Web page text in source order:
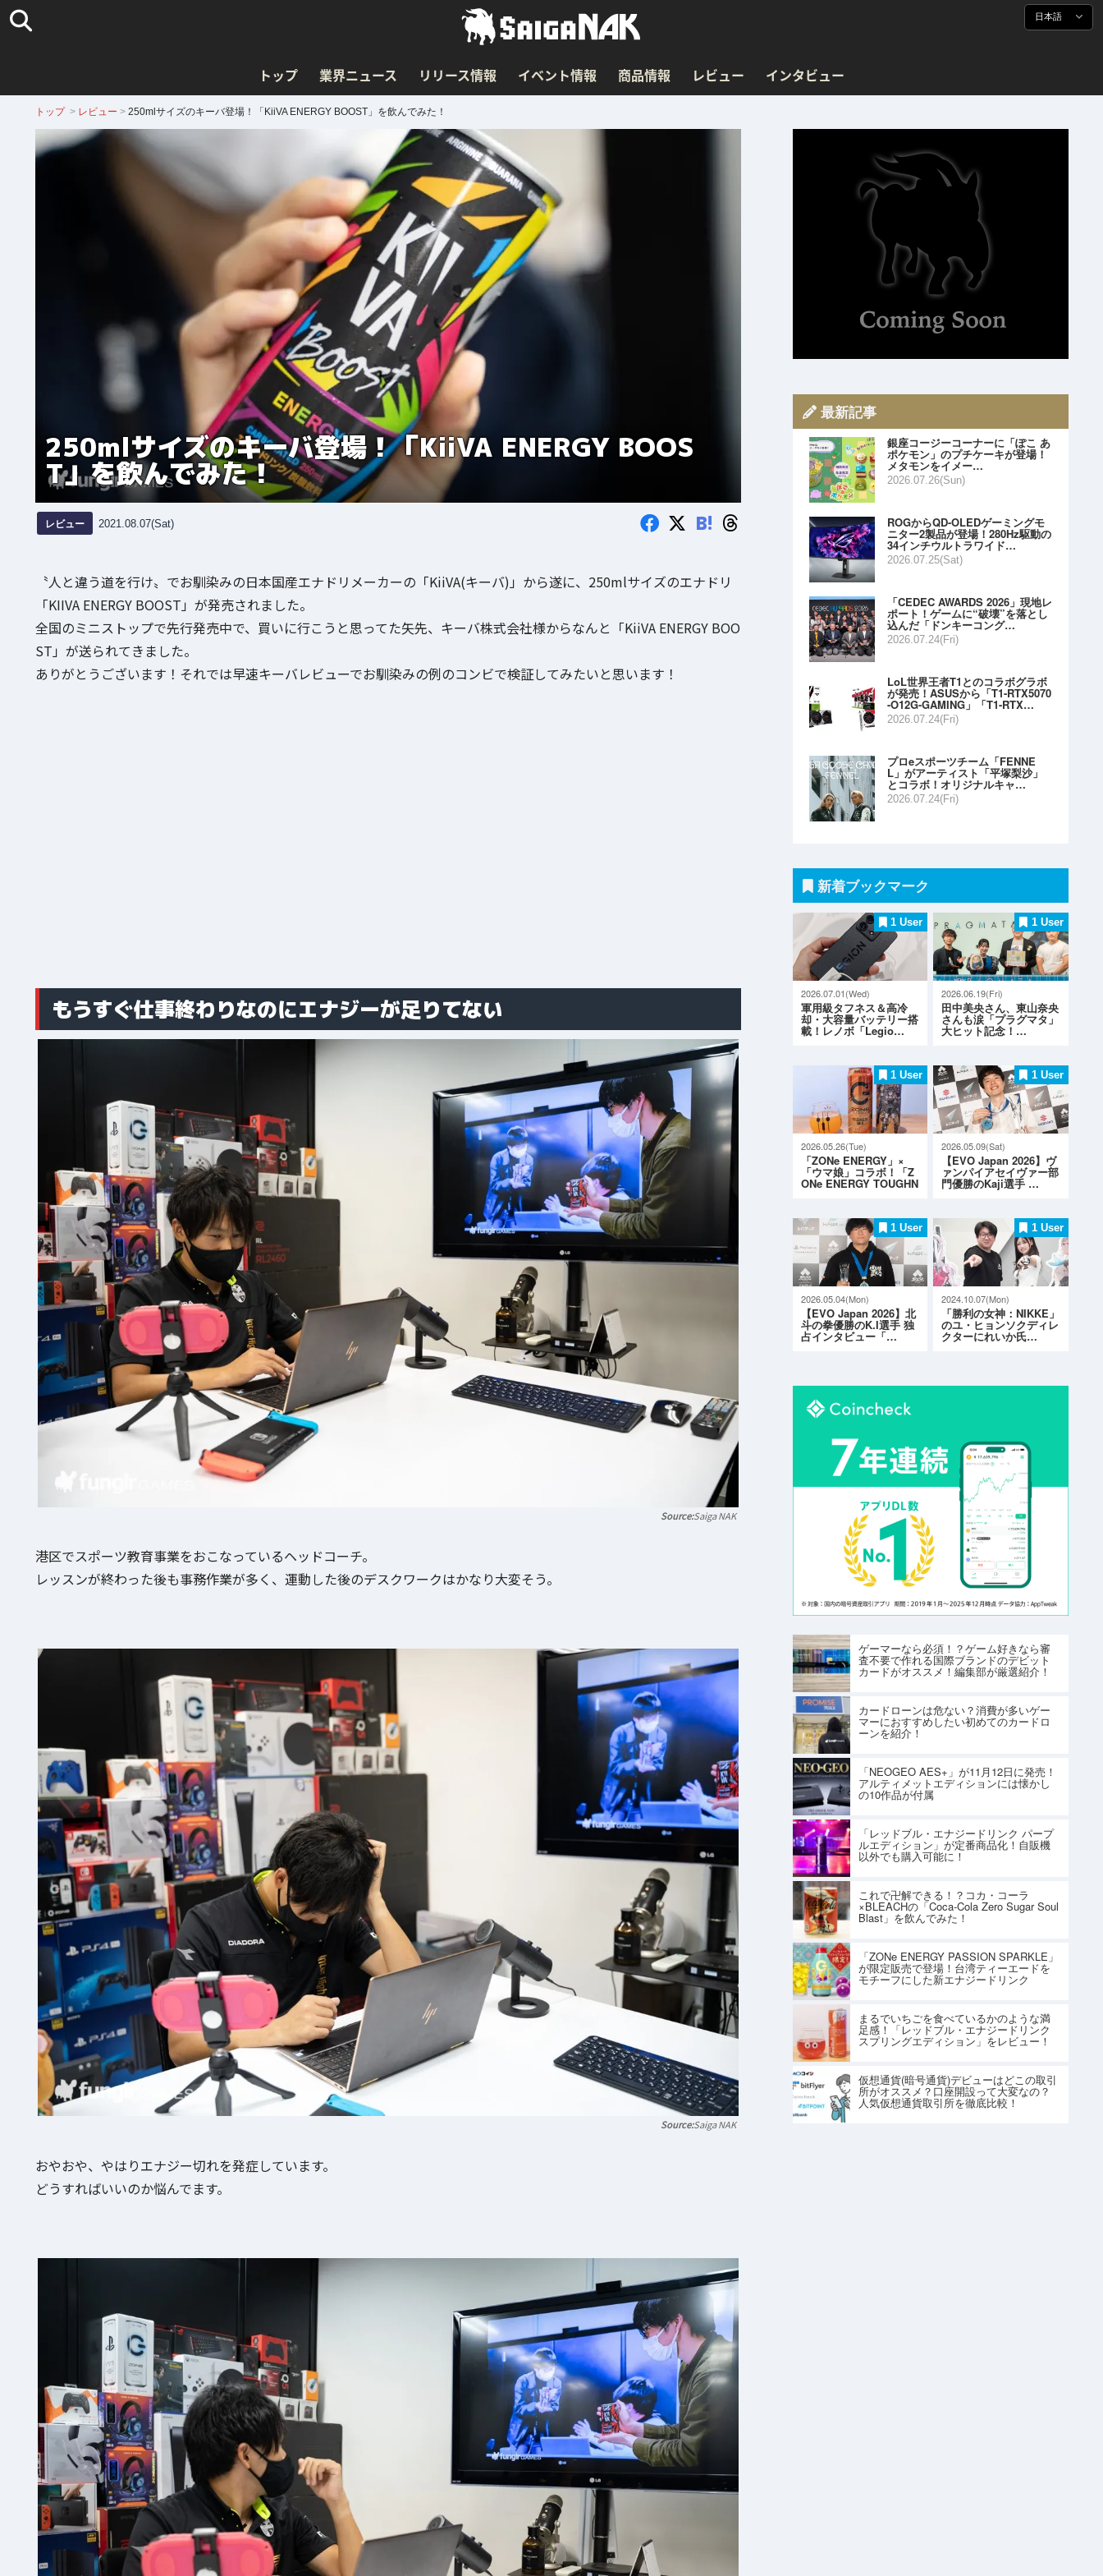
日本語
トップ 業界ニュース リリース情報 イベント情報 商品情報 レビュー インタビュー
トップ > レビュー > 250mlサイズのキーバ登場！「KiiVA ENERGY BOOST」を飲んでみた！
250mlサイズのキーバ登場！「KiiVA ENERGY BOOS
T」を飲んでみた！
レビュー 2021.08.07(Sat) B!
〝人と違う道を行け〟でお馴染みの日本国産エナドリメーカーの「KiiVA(キーバ)」から遂に、250mlサイズのエナドリ
「KIIVA ENERGY BOOST」が発売されました。
全国のミニストップで先行発売中で、買いに行こうと思ってた矢先、キーバ株式会社様からなんと「KiiVA ENERGY BOO
ST」が送られてきました。
ありがとうございます！それでは早速キーバレビューでお馴染みの例のコンビで検証してみたいと思います！
もうすぐ仕事終わりなのにエナジーが足りてない
Saiga NAK
港区でスポーツ教育事業をおこなっているヘッドコーチ。
レッスンが終わった後も事務作業が多く、運動した後のデスクワークはかなり大変そう。
Saiga NAK
おやおや、やはりエナジー切れを発症しています。
どうすればいいのか悩んでます。
最新記事
銀座コージーコーナーに「ぽこ あ
ポケモン」のプチケーキが登場！
メタモンをイメー…
2026.07.26(Sun)
ROGからQD-OLEDゲーミングモ
ニター2製品が登場！280Hz駆動の
34インチウルトラワイド…
2026.07.25(Sat)
「CEDEC AWARDS 2026」現地レ
ポート！ゲームに“破壊”を落とし
込んだ「ドンキーコング…
2026.07.24(Fri)
LoL世界王者T1とのコラボグラボ
が発売！ASUSから「T1-RTX5070
-O12G-GAMING」「T1-RTX…
2026.07.24(Fri)
プロeスポーツチーム「FENNE
L」がアーティスト「平塚梨沙」
とコラボ！オリジナルキャ…
2026.07.24(Fri)
新着ブックマーク
1 User
2026.07.01(Wed)
軍用級タフネス＆高冷
却・大容量バッテリー搭
載！レノボ「Legio…
1 User
2026.06.19(Fri)
田中美央さん、東山奈央
さんも涙「プラグマタ」
大ヒット記念！…
1 User
2026.05.26(Tue)
「ZONe ENERGY」×
「ウマ娘」コラボ！「Z
ONe ENERGY TOUGHN
1 User
2026.05.09(Sat)
【EVO Japan 2026】ヴ
ァンパイアセイヴァー部
門優勝のKaji選手 …
1 User
2026.05.04(Mon)
【EVO Japan 2026】北
斗の拳優勝のK.I選手 独
占インタビュー「…
1 User
2024.10.07(Mon)
「勝利の女神：NIKKE」
のユ・ヒョンソクディレ
クターにれいか氏…
ゲーマーなら必須！？ゲーム好きなら審
査不要で作れる国際ブランドのデビット
カードがオススメ！編集部が厳選紹介！
カードローンは危ない？消費が多いゲー
マーにおすすめしたい初めてのカードロ
ーンを紹介！
「NEOGEO AES+」が11月12日に発売！
アルティメットエディションには懐かし
の10作品が付属
「レッドブル・エナジードリンク パープ
ルエディション」が定番商品化！自販機
以外でも購入可能に！
これで卍解できる！？コカ・コーラ
×BLEACHの「Coca-Cola Zero Sugar Soul
Blast」を飲んでみた！
「ZONe ENERGY PASSION SPARKLE」
が限定販売で登場！台湾ティーエードを
モチーフにした新エナジードリンク
まるでいちごを食べているかのような満
足感！「レッドブル・エナジードリンク
スプリングエディション」をレビュー！
仮想通貨(暗号通貨)デビューはどこの取引
所がオススメ？口座開設って大変なの？
人気仮想通貨取引所を徹底比較！